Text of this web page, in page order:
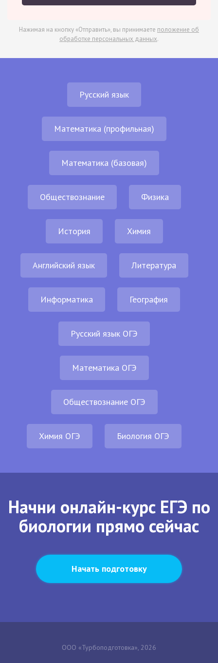
Нажимая на кнопку «Отправить», вы принимаете положение об
обработке персональных данных.
Русский язык
Математика (профильная)
Математика (базовая)
Обществознание Физика
История Химия
Английский язык Литература
Информатика География
Русский язык ОГЭ
Математика ОГЭ
Обществознание ОГЭ
Химия ОГЭ Биология ОГЭ
Начни онлайн-курс ЕГЭ по
биологии прямо сейчас
Начать подготовку
ООО «Турбоподготовка», 2026